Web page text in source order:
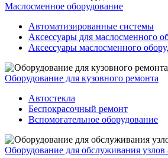
Маслосменное оборудование
Автоматизированные системы
Аксессуары для маслосменного
Аксессуары маслосменного
Оборудование для кузовного ремонта
Автостекла
Беспокрасочный ремонт
Вспомогательное оборудование
Оборудование для обслуживания узлов